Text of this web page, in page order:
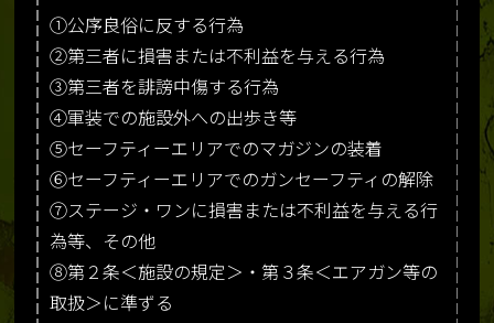
①公序良俗に反する行為
②第三者に損害または不利益を与える行為
③第三者を誹謗中傷する行為
④軍装での施設外への出歩き等
⑤セーフティーエリアでのマガジンの装着
⑥セーフティーエリアでのガンセーフティの解除
⑦ステージ・ワンに損害または不利益を与える行
為等、その他
⑧第２条＜施設の規定＞・第３条＜エアガン等の
取扱＞に準ずる